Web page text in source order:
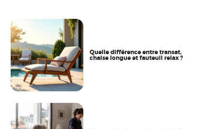
Quelle différence entre transat,
chaise longue et fauteuil relax ?